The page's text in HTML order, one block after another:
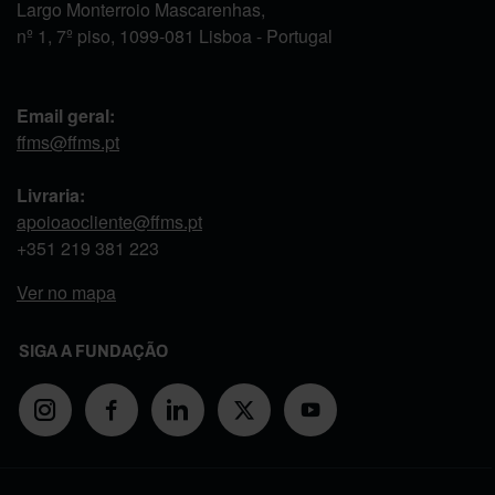
Largo Monterroio Mascarenhas,
nº 1, 7º piso, 1099-081 Lisboa - Portugal
Email geral:
ffms@ffms.pt
Livraria:
apoioaocliente@ffms.pt
+351 219 381 223
Ver no mapa
SIGA A FUNDAÇÃO